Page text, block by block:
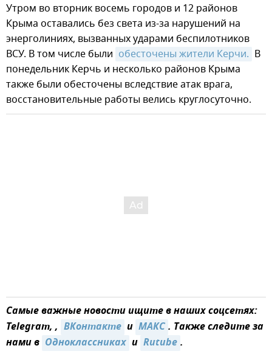
Утром во вторник восемь городов и 12 районов
Крыма оставались без света из-за нарушений на
энерголиниях, вызванных ударами беспилотников
ВСУ. В том числе были обесточены жители Керчи. В
понедельник Керчь и несколько районов Крыма
также были обесточены вследствие атак врага,
восстановительные работы велись круглосуточно.
Самые важные новости ищите в наших соцсетях:
Telegram, , ВКонтакте и MAКС. Также следите за
нами в Одноклассниках и Rutube.